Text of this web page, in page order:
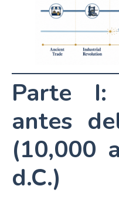
Parte
antes
(10,000
d.C.)